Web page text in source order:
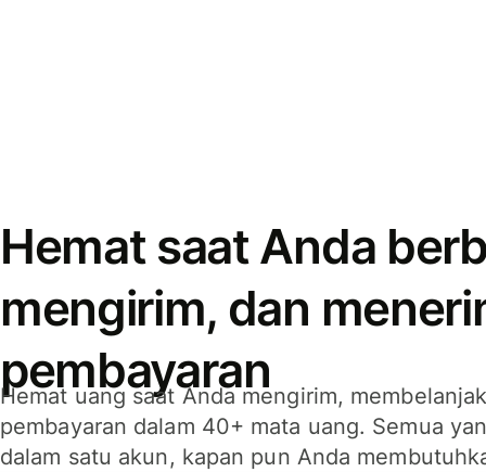
Hemat saat Anda
mengirim, dan
pembayaran
Hemat uang saat Anda mengirim,
pembayaran dalam 40+ mata uang. Semua
dalam satu akun, kapan pun Anda